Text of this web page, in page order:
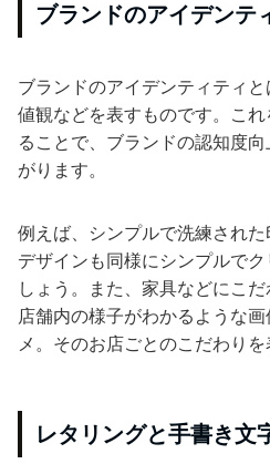
ブランドのアイデンテ
ブランドのアイデンティティ
値観などを表すものです。こ
ることで、ブランドの認知度
がります。
例えば、シンプルで洗練された
デザインも同様にシンプルで
しょう。また、家具などにこだ
店舗内の様子がわかるような
メ。そのお店ごとのこだわりを
レタリングと手書き文